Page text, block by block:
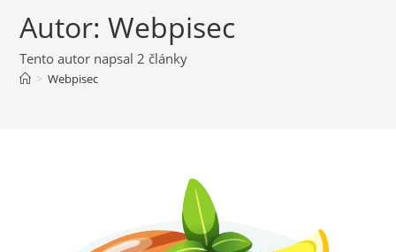
Autor:Webpisec
Tento autor napsal 2 články
> Webpisec